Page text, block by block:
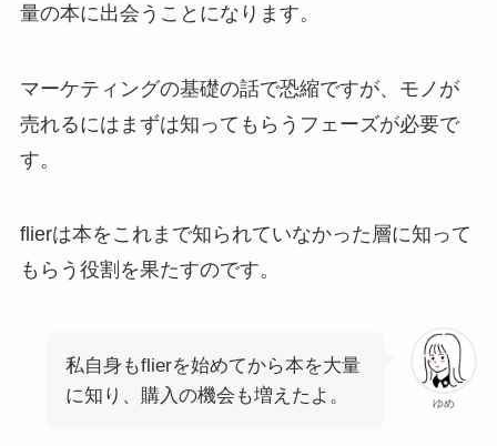
量の本に出会うことになります。
マーケティングの基礎の話で恐縮ですが、モノが
売れるにはまずは知ってもらうフェーズが必要で
す。
flierは本をこれまで知られていなかった層に知って
もらう役割を果たすのです。
ゆめ
私自身もflierを始めてから本を大量
に知り、購入の機会も増えたよ。